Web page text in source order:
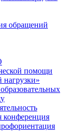
обращений
помощи
конференция